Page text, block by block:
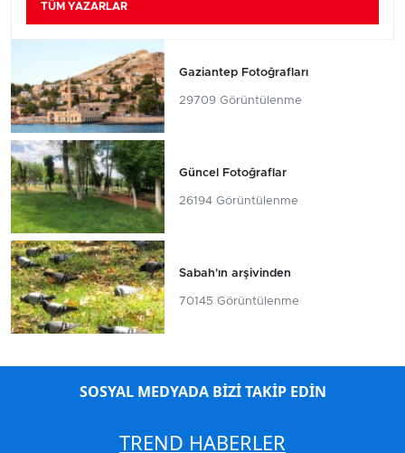
TÜM YAZARLAR
Gaziantep Fotoğrafları
29709 Görüntülenme
Güncel Fotoğraflar
26194 Görüntülenme
Sabah'ın arşivinden
70145 Görüntülenme
SOSYAL MEDYADA BİZİ TAKİP EDİN
TREND HABERLER